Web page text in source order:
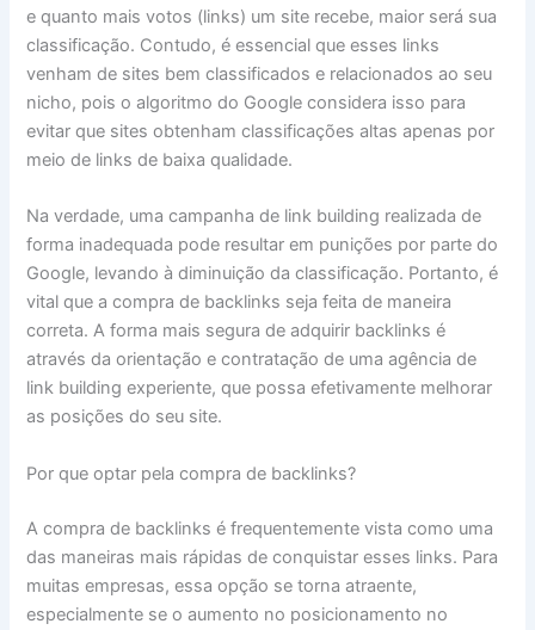
e quanto mais votos (links) um site recebe, maior será sua
classificação. Contudo, é essencial que esses links
venham de sites bem classificados e relacionados ao seu
nicho, pois o algoritmo do Google considera isso para
evitar que sites obtenham classificações altas apenas por
meio de links de baixa qualidade.
Na verdade, uma campanha de link building realizada de
forma inadequada pode resultar em punições por parte do
Google, levando à diminuição da classificação. Portanto, é
vital que a compra de backlinks seja feita de maneira
correta. A forma mais segura de adquirir backlinks é
através da orientação e contratação de uma agência de
link building experiente, que possa efetivamente melhorar
as posições do seu site.
Por que optar pela compra de backlinks?
A compra de backlinks é frequentemente vista como uma
das maneiras mais rápidas de conquistar esses links. Para
muitas empresas, essa opção se torna atraente,
especialmente se o aumento no posicionamento no